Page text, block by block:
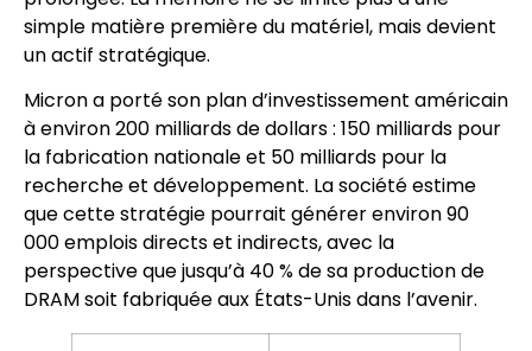
simple matière première du matériel, mais devient
un actif stratégique.
Micron a porté son plan d’investissement américain
à environ 200 milliards de dollars : 150 milliards pour
la fabrication nationale et 50 milliards pour la
recherche et développement. La société estime
que cette stratégie pourrait générer environ 90
000 emplois directs et indirects, avec la
perspective que jusqu’à 40 % de sa production de
DRAM soit fabriquée aux États-Unis dans l’avenir.